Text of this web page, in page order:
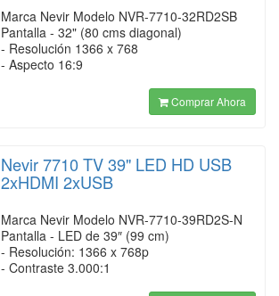
Marca Nevir Modelo NVR-7710-32RD2SB
Pantalla - 32" (80 cms diagonal)
- Resolución 1366 x 768
- Aspecto 16:9
Comprar Ahora
Nevir 7710 TV 39" LED HD USB
2xHDMI 2xUSB
Marca Nevir Modelo NVR-7710-39RD2S-N
Pantalla - LED de 39″ (99 cm)
- Resolución: 1366 x 768p
- Contraste 3.000:1